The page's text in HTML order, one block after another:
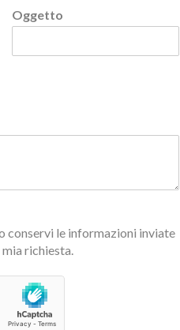
Oggetto
conservi le informazioni inviate
richiesta.